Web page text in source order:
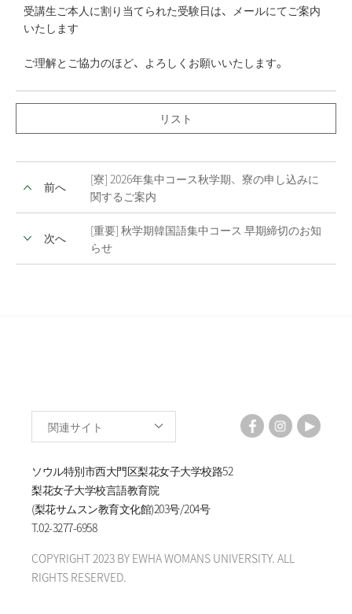
受講生ご本人に割り当てられた受験日は、メールにてご案内
いたします
ご理解とご協力のほど、よろしくお願いいたします。
リスト
前へ
[寮] 2026年集中コース秋学期、寮の申し込みに
関するご案内
次へ
[重要] 秋学期韓国語集中コース 早期締切のお知
らせ
関連サイト
ソウル特別市西大門区梨花女子大学校路52
梨花女子大学校言語教育院
(梨花サムスン教育文化館)203号/204号
T.02-3277-6958
COPYRIGHT 2023 BY EWHA WOMANS UNIVERSITY. ALL
RIGHTS RESERVED.